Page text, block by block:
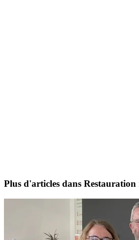
Plus d'articles dans